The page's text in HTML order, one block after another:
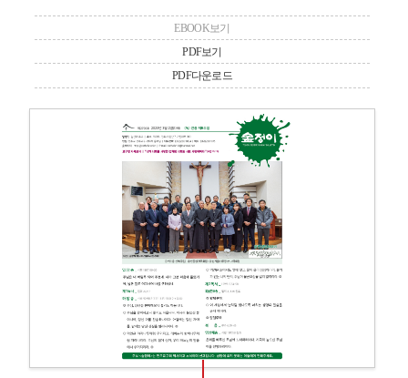
EBOOK보기
PDF보기
PDF다운로드